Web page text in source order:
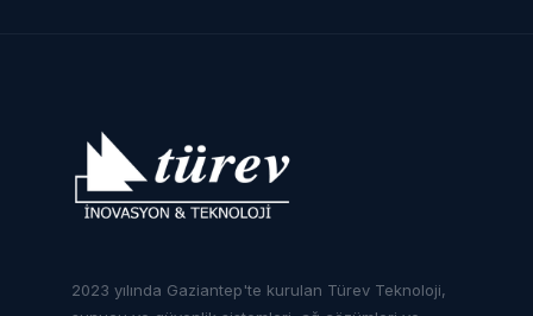
2023 yılında Gaziantep'te kurulan Türev Teknoloji,